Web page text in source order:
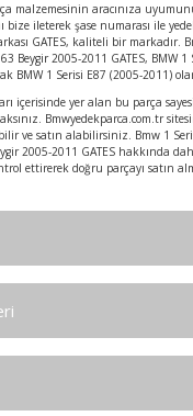
malzemesinin aracınıza
bize ileterek şase numarası ile
GATES, kaliteli bir markadır.
Beygir 2005-2011 GATES, BMW
BMW 1 Serisi E87 (2005-2011)
içerisinde yer alan bu parça
Bmwyedekparca.com.tr
ve satın alabilirsiniz. Bmw 1
2005-2011 GATES hakkında
ettirerek doğru parçayı satın